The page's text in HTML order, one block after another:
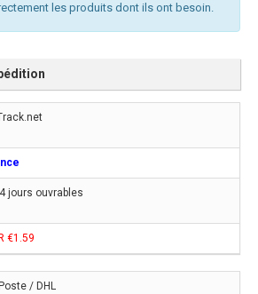
les produits dont ils ont besoin.
jours ouvrables
€1.59
/ DHL